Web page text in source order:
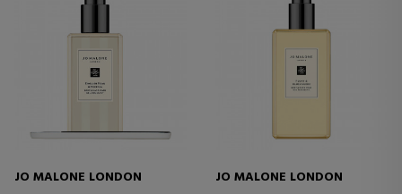
JO MALONE LONDON
JO MALONE LONDON